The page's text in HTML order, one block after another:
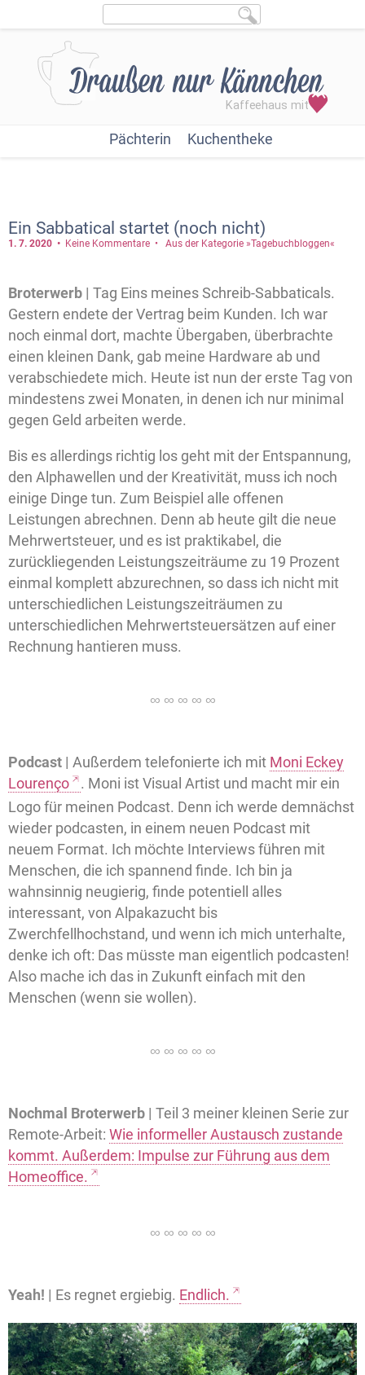
Pächterin Kuchentheke
Ein Sabbatical startet (noch nicht)
1. 7. 2020 Keine Kommentare Aus der Kategorie »Tagebuchbloggen«
Broterwerb | Tag Eins meines Schreib-Sabbaticals.
Gestern endete der Vertrag beim Kunden. Ich war
noch einmal dort, machte Übergaben, überbrachte
einen kleinen Dank, gab meine Hardware ab und
verabschiedete mich. Heute ist nun der erste Tag von
mindestens zwei Monaten, in denen ich nur minimal
gegen Geld arbeiten werde.
Bis es allerdings richtig los geht mit der Entspannung,
den Alphawellen und der Kreativität, muss ich noch
einige Dinge tun. Zum Beispiel alle offenen
Leistungen abrechnen. Denn ab heute gilt die neue
Mehrwertsteuer, und es ist praktikabel, die
zurückliegenden Leistungszeiträume zu 19 Prozent
einmal komplett abzurechnen, so dass ich nicht mit
unterschiedlichen Leistungszeiträumen zu
unterschiedlichen Mehrwertsteuersätzen auf einer
Rechnung hantieren muss.
Podcast | Außerdem telefonierte ich mit Moni Eckey
Lourenço
. Moni ist Visual Artist und macht mir ein
Logo für meinen Podcast. Denn ich werde demnächst
wieder podcasten, in einem neuen Podcast mit
neuem Format. Ich möchte Interviews führen mit
Menschen, die ich spannend finde. Ich bin ja
wahnsinnig neugierig, finde potentiell alles
interessant, von Alpakazucht bis
Zwerchfellhochstand, und wenn ich mich unterhalte,
denke ich oft: Das müsste man eigentlich podcasten!
Also mache ich das in Zukunft einfach mit den
Menschen (wenn sie wollen).
Nochmal Broterwerb | Teil 3 meiner kleinen Serie zur
Remote-Arbeit: Wie informeller Austausch zustande
kommt. Außerdem: Impulse zur Führung aus dem
Homeoffice.
Yeah! | Es regnet ergiebig. Endlich.